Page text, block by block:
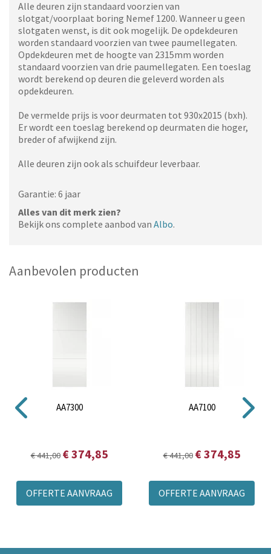
Alle deuren zijn standaard voorzien van
slotgat/voorplaat boring Nemef 1200. Wanneer u geen
slotgaten wenst, is dit ook mogelijk. De opdekdeuren
worden standaard voorzien van twee paumellegaten.
Opdekdeuren met de hoogte van 2315mm worden
standaard voorzien van drie paumellegaten. Een toeslag
wordt berekend op deuren die geleverd worden als
opdekdeuren.
De vermelde prijs is voor deurmaten tot 930x2015 (bxh).
Er wordt een toeslag berekend op deurmaten die hoger,
breder of afwijkend zijn.
Alle deuren zijn ook als schuifdeur leverbaar.
Garantie: 6 jaar
Alles van dit merk zien?
Bekijk ons complete aanbod van Albo.
Aanbevolen producten
AA7300
€ 441,00 € 374,85
OFFERTE AANVRAAG
AA7100
€ 441,00 € 374,85
OFFERTE AANVRAAG